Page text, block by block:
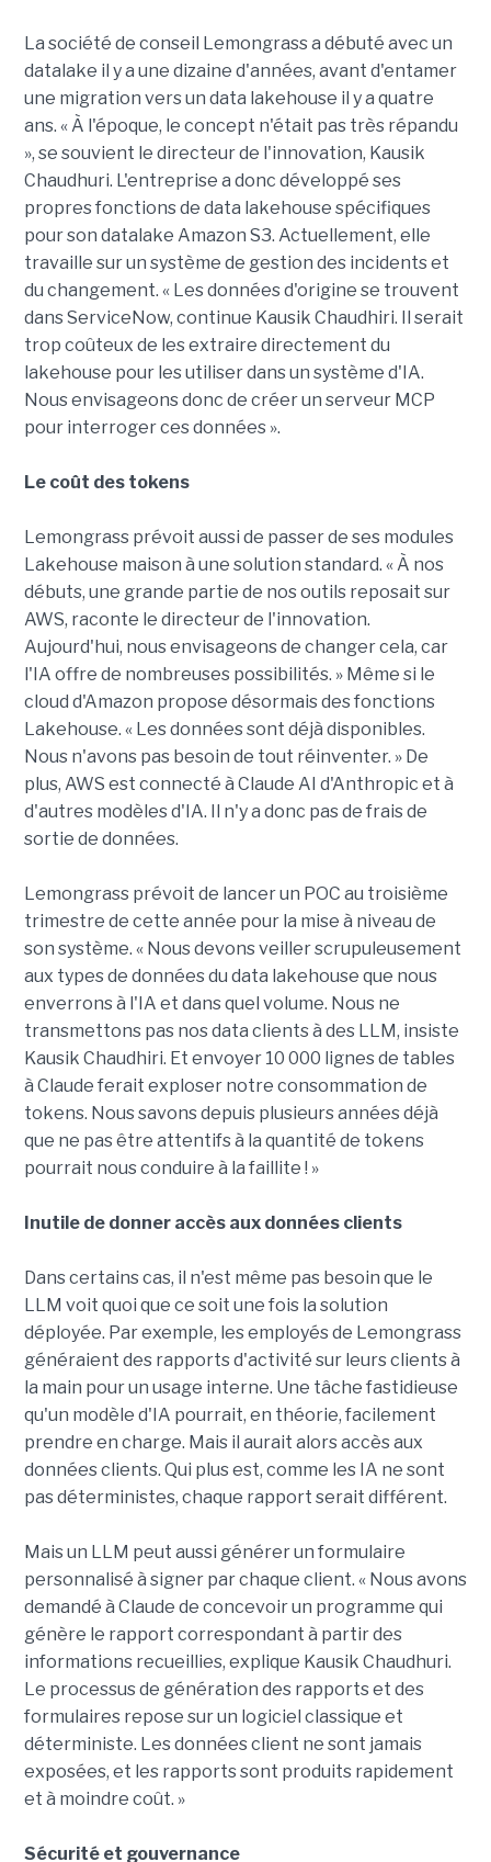
La société de conseil Lemongrass a débuté avec un
datalake il y a une dizaine d'années, avant d'entamer
une migration vers un data lakehouse il y a quatre
ans. « À l'époque, le concept n'était pas très répandu
», se souvient le directeur de l'innovation, Kausik
Chaudhuri. L'entreprise a donc développé ses
propres fonctions de data lakehouse spécifiques
pour son datalake Amazon S3. Actuellement, elle
travaille sur un système de gestion des incidents et
du changement. « Les données d'origine se trouvent
dans ServiceNow, continue Kausik Chaudhiri. Il serait
trop coûteux de les extraire directement du
lakehouse pour les utiliser dans un système d'IA.
Nous envisageons donc de créer un serveur MCP
pour interroger ces données ».
Le coût des tokens
Lemongrass prévoit aussi de passer de ses modules
Lakehouse maison à une solution standard. « À nos
débuts, une grande partie de nos outils reposait sur
AWS, raconte le directeur de l'innovation.
Aujourd'hui, nous envisageons de changer cela, car
l'IA offre de nombreuses possibilités. » Même si le
cloud d'Amazon propose désormais des fonctions
Lakehouse. « Les données sont déjà disponibles.
Nous n'avons pas besoin de tout réinventer. » De
plus, AWS est connecté à Claude AI d'Anthropic et à
d'autres modèles d'IA. Il n'y a donc pas de frais de
sortie de données.
Lemongrass prévoit de lancer un POC au troisième
trimestre de cette année pour la mise à niveau de
son système. « Nous devons veiller scrupuleusement
aux types de données du data lakehouse que nous
enverrons à l'IA et dans quel volume. Nous ne
transmettons pas nos data clients à des LLM, insiste
Kausik Chaudhiri. Et envoyer 10 000 lignes de tables
à Claude ferait exploser notre consommation de
tokens. Nous savons depuis plusieurs années déjà
que ne pas être attentifs à la quantité de tokens
pourrait nous conduire à la faillite ! »
Inutile de donner accès aux données clients
Dans certains cas, il n'est même pas besoin que le
LLM voit quoi que ce soit une fois la solution
déployée. Par exemple, les employés de Lemongrass
généraient des rapports d'activité sur leurs clients à
la main pour un usage interne. Une tâche fastidieuse
qu'un modèle d'IA pourrait, en théorie, facilement
prendre en charge. Mais il aurait alors accès aux
données clients. Qui plus est, comme les IA ne sont
pas déterministes, chaque rapport serait différent.
Mais un LLM peut aussi générer un formulaire
personnalisé à signer par chaque client. « Nous avons
demandé à Claude de concevoir un programme qui
génère le rapport correspondant à partir des
informations recueillies, explique Kausik Chaudhuri.
Le processus de génération des rapports et des
formulaires repose sur un logiciel classique et
déterministe. Les données client ne sont jamais
exposées, et les rapports sont produits rapidement
et à moindre coût. »
Sécurité et gouvernance